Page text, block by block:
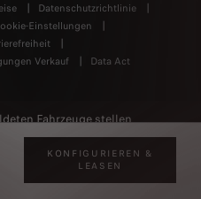
KONFIGURIEREN &
LEASEN
Datenschutzrichtlinie
Einstellungen
Verkauf
Data Act
Fahrzeuge stellen
Baureihen dar. Die
Fahrzeuge sind
Alle Angaben sind